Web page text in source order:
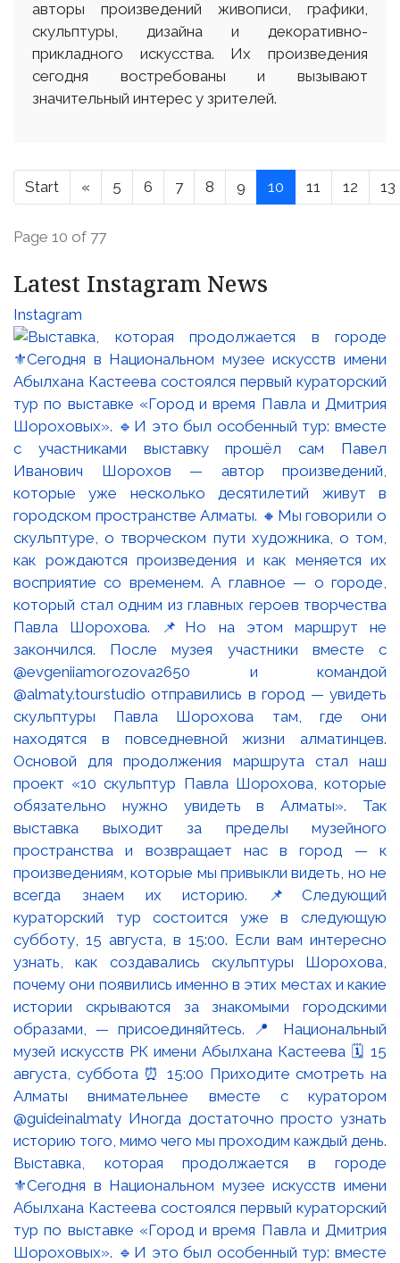
авторы произведений живописи, графики,
скульптуры, дизайна и декоративно-
прикладного искусства. Их произведения
сегодня востребованы и вызывают
значительный интерес у зрителей.
Start « 5 6 7 8 9 10 11 12 13
Page 10 of 77
Latest Instagram News
Instagram
Выставка, которая продолжается в городе
⚜️Сегодня в Национальном музее искусств имени
Абылхана Кастеева состоялся первый кураторский
тур по выставке «Город и время Павла и Дмитрия
Шороховых». 🔹И это был особенный тур: вместе